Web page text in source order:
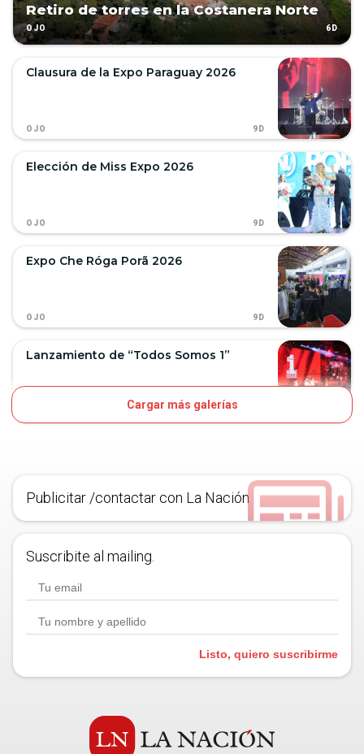
Retiro de torres en la Costanera Norte
OJO 6D
Clausura de la Expo Paraguay 2026
OJO 9D
Elección de Miss Expo 2026
OJO 9D
Expo Che Róga Porã 2026
OJO 9D
Lanzamiento de “Todos Somos 1”
Cargar más galerías
Publicitar /contactar con La Nación
Suscribite al mailing.
Listo, quiero suscribirme